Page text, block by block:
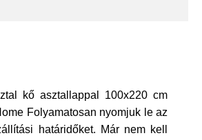
kő asztallappal 100x220 cm
Folyamatosan nyomjuk le az
határidőket. Már nem kell